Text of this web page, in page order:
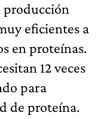
producción
eficientes a
en proteínas.
12 veces
para
de proteína.